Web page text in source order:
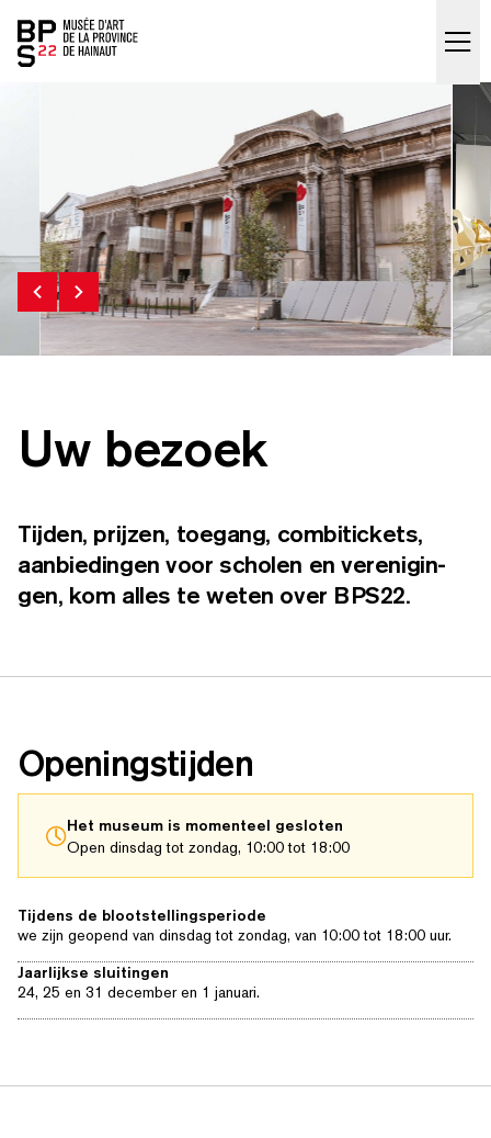
Accueil
Uw bezoek
Tijden, prijzen, toegang, com­b­i­tick­ets,
aan­biedin­gen voor scholen en verenigin­
gen, kom alles te weten over BPS22.
Open­ingsti­j­den
Het museum is momenteel gesloten
Open dinsdag tot zondag, 10:00 tot 18:00
Tijdens de blootstellingsperiode
we zijn geopend van dinsdag tot zondag, van 10:00 tot 18:00 uur.
Jaarlijkse sluitingen
24, 25 en 31 december en 1 januari.